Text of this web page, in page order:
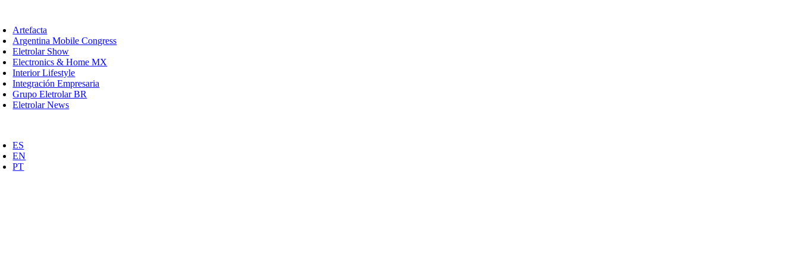
contenido
Artefacta
Argentina Mobile Congress
Eletrolar Show
Electronics & Home MX
Interior Lifestyle
Integración Empresaria
Grupo Eletrolar BR
Eletrolar News
ES
EN
PT